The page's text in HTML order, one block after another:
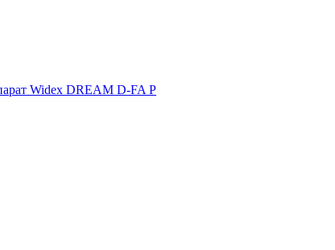
Widex DREAM D-FA P